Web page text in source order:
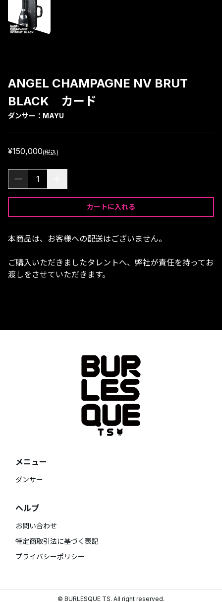
ANGEL CHAMPAGNE NV BRUT
BLACK カード
ダンサー： MAYU
¥150,000(税込)
1
カートに入れる
本商品は、お客様への配送はございません。
ご購入いただきましたタレントへ、弊社が責任を持ってお
渡しをさせていただきます。
メニュー
ダンサー
ヘルプ
お問い合わせ
特定商取引法に基づく表記
プライバシーポリシー
© BURLESQUE TS. All right reserved.